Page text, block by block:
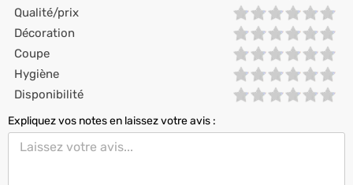
Qualité/prix
Décoration
Coupe
Hygiène
Disponibilité
Expliquez vos notes en laissez votre avis :